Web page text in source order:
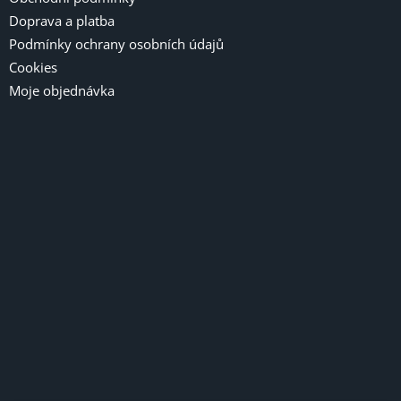
Doprava a platba
Podmínky ochrany osobních údajů
Cookies
Moje objednávka